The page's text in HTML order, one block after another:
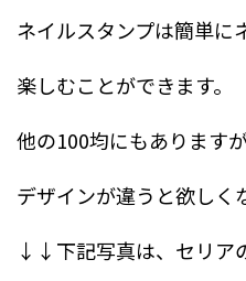
ネイルスタンプは簡単に
楽しむことができます。
他の100均にもあります
デザインが違うと欲しく
↓↓下記写真は、セリア